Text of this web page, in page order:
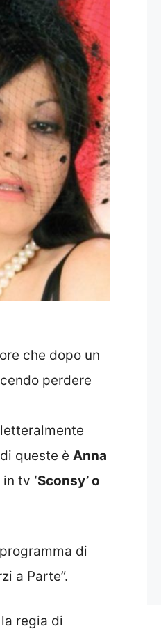
che dopo un
perdere
queste è Anna
in tv ‘Sconsy’ o
di
a Parte”.
regia di